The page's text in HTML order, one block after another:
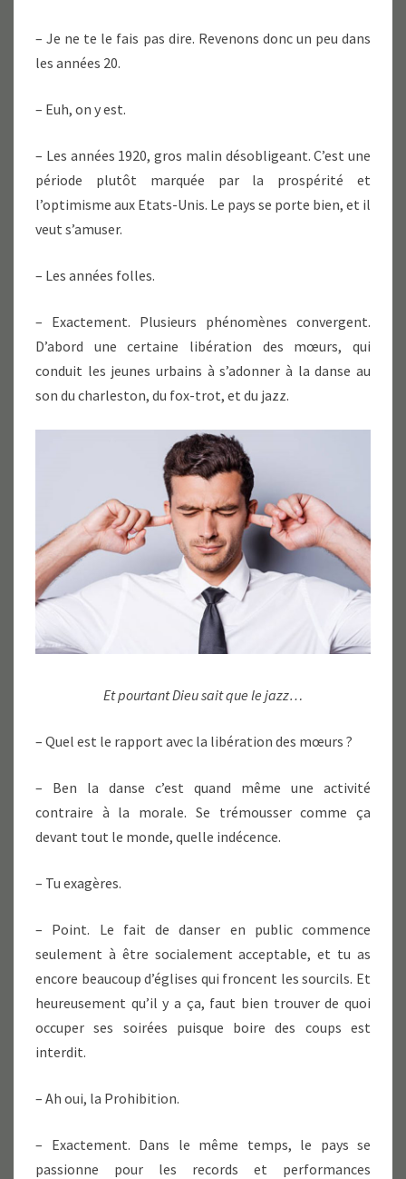
– Je ne te le fais pas dire. Revenons donc un peu dans
les années 20.
– Euh, on y est.
– Les années 1920, gros malin désobligeant. C’est une
période plutôt marquée par la prospérité et
l’optimisme aux Etats-Unis. Le pays se porte bien, et il
veut s’amuser.
– Les années folles.
– Exactement. Plusieurs phénomènes convergent.
D’abord une certaine libération des mœurs, qui
conduit les jeunes urbains à s’adonner à la danse au
son du charleston, du fox-trot, et du jazz.
Et pourtant Dieu sait que le jazz…
– Quel est le rapport avec la libération des mœurs ?
– Ben la danse c’est quand même une activité
contraire à la morale. Se trémousser comme ça
devant tout le monde, quelle indécence.
– Tu exagères.
– Point. Le fait de danser en public commence
seulement à être socialement acceptable, et tu as
encore beaucoup d’églises qui froncent les sourcils. Et
heureusement qu’il y a ça, faut bien trouver de quoi
occuper ses soirées puisque boire des coups est
interdit.
– Ah oui, la Prohibition.
– Exactement. Dans le même temps, le pays se
passionne pour les records et performances